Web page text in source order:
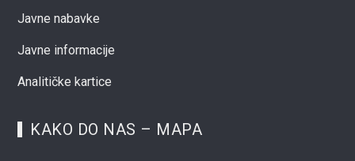
Javne nabavke
Javne informacije
Analitičke kartice
KAKO DO NAS – MAPA